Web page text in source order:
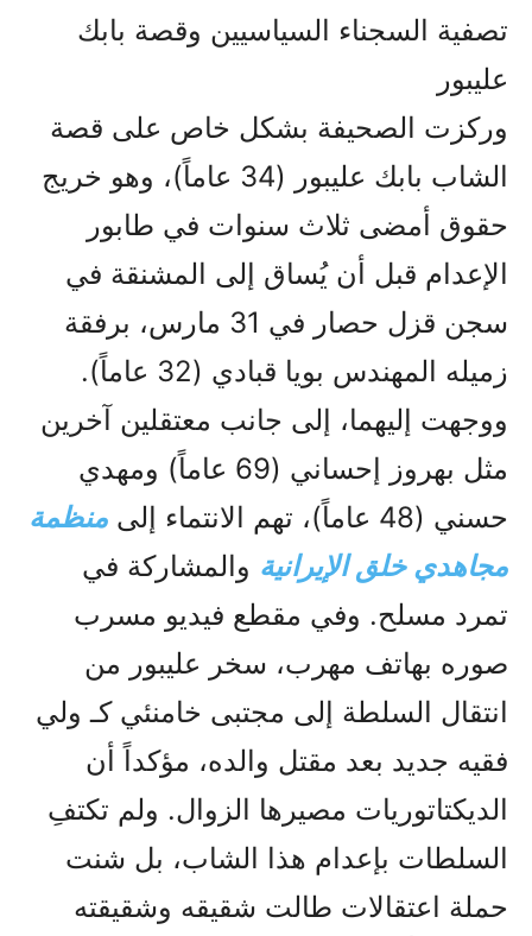
تصفية السجناء السياسيين وقصة بابك
عليبور
وركزت الصحيفة بشكل خاص على قصة
الشاب بابك عليبور (34 عاماً)، وهو خريج
حقوق أمضى ثلاث سنوات في طابور
الإعدام قبل أن يُساق إلى المشنقة في
سجن قزل حصار في 31 مارس، برفقة
زميله المهندس بويا قبادي (32 عاماً).
ووجهت إليهما، إلى جانب معتقلين آخرين
مثل بهروز إحساني (69 عاماً) ومهدي
حسني (48 عاماً)، تهم الانتماء إلى
منظمة
مجاهدي خلق الإيرانية والمشاركة في
تمرد مسلح. وفي مقطع فيديو مسرب
صوره بهاتف مهرب، سخر عليبور من
انتقال السلطة إلى مجتبى خامنئي كـ ولي
فقيه جديد بعد مقتل والده، مؤكداً أن
الديكتاتوريات مصيرها الزوال. ولم تكتفِ
السلطات بإعدام هذا الشاب، بل شنت
حملة اعتقالات طالت شقيقه وشقيقته